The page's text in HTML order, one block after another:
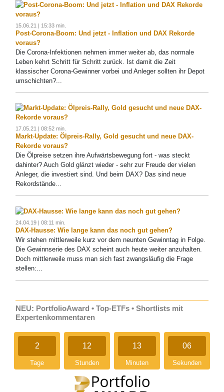
15.06.21 | 15:33 min.
Post-Corona-Boom: Und jetzt - Inflation und DAX Rekorde
voraus?
Die Corona-Infektionen nehmen immer weiter ab, das normale
Leben kehrt Schritt für Schritt zurück. Ist damit die Zeit
klassischer Corona-Gewinner vorbei und Anleger sollten ihr Depot
umschichten?...
17.05.21 | 08:52 min.
Markt-Update: Ölpreis-Rally, Gold gesucht und neue DAX-
Rekorde voraus?
Die Ölpreise setzen ihre Aufwärtsbewegung fort - was steckt
dahinter? Auch Gold glänzt wieder - sehr zur Freude der vielen
Anleger, die investiert sind. Und beim DAX? Das sind neue
Rekordstände...
24.04.19 | 08:11 min.
DAX-Hausse: Wie lange kann das noch gut gehen?
Wir stehen mittlerweile kurz vor dem neunten Gewinntag in Folge.
Die Gewinnserie des DAX scheint auch heute weiter anzuhalten.
Doch mittlerweile muss man sich fast zwangsläufig die Frage
stellen:...
NEU: PortfolioAward • Top-ETFs • Shortlists mit
Expertenkommentaren
2
Tage
12
Stunden
13
Minuten
05
Sekunden